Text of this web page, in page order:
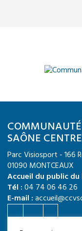
SAÔNE CENTRE
Parc Visiosport - 166
01090 MONTCEAUX
Accueil du public du
Tél :04 74 06 46 26
E-mail :